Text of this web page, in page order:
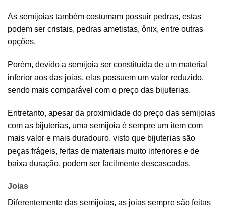
As semijoias também costumam possuir pedras, estas
podem ser cristais, pedras ametistas, ônix, entre outras
opções.
Porém, devido a semijoia ser constituída de um material
inferior aos das joias, elas possuem um valor reduzido,
sendo mais comparável com o preço das bijuterias.
Entretanto, apesar da proximidade do preço das semijoias
com as bijuterias, uma semijoia é sempre um item com
mais valor e mais duradouro, visto que bijuterias são
peças frágeis, feitas de materiais muito inferiores e de
baixa duração, podem ser facilmente descascadas.
Joias
Diferentemente das semijoias, as joias sempre são feitas